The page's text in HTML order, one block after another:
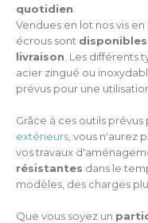
quotidien
Vendues en lot nos vis
écrous sont
livraison . Les différents
acier zingué ou
prévus pour une
Grâce à ces outils
extérieurs , vous n'aurez
vos travaux
résistantes dans le
modèles, des charges
Que vous soyez un